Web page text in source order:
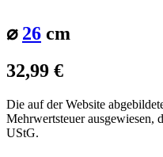
⌀ 26 cm
32,99 €
Die auf der Website
Mehrwertsteuer ausgewiesen,
UStG.